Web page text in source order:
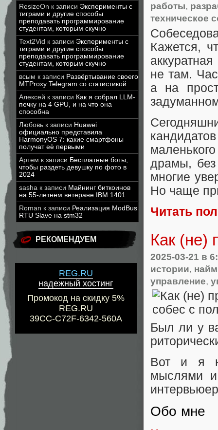
ResizeOn к записи Эксперименты с
тиграми и другие способы
преподавать программирование
студентам, которым скучно
Text2Vid к записи Эксперименты с
тиграми и другие способы
преподавать программирование
студентам, которым скучно
всым к записи Развёртывание своего
MTProxy Telegram со статистикой
Алексей к записи Как я собрал LLM-
печку на 4 GPU, и на что она
способна
Любовь к записи Huawei
официально представила
HarmonyOS 7: какие смартфоны
получат её первыми
Артем к записи Бесплатные боты,
чтобы раздеть девушку по фото в
2024
sasha к записи Майнинг биткоинов
на 55-летнем ветеране IBM 1401
Roman к записи Реализация ModBus
RTU Slave на stm32
РЕКОМЕНДУЕМ
REG.RU
надежный хостинг
Промокод на скидку 5%
REG.RU
39CC-C72F-6342-560A
работы,
техническое
Кажется,
не там.
а на
драмы,
многие
Но чаще
Читать
Как (не)
2025-03-21 в
истории, найм
управление,
Был ли у
Вот и я
мыслями и
Обо мне